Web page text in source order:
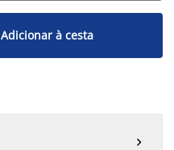
Adicionar à cesta
